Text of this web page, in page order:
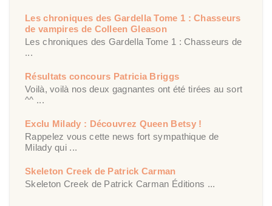
Les chroniques des Gardella Tome 1 : Chasseurs
de vampires de Colleen Gleason
Les chroniques des Gardella Tome 1 : Chasseurs de
...
Résultats concours Patricia Briggs
Voilà, voilà nos deux gagnantes ont été tirées au sort
^^ ...
Exclu Milady : Découvrez Queen Betsy !
Rappelez vous cette news fort sympathique de
Milady qui ...
Skeleton Creek de Patrick Carman
Skeleton Creek de Patrick Carman Éditions ...